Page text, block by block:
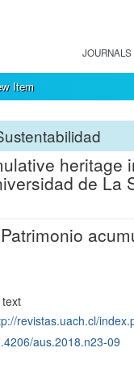
JOURNALS
Item
de La
revistas.uach.cl/
aus.2018.n23-09